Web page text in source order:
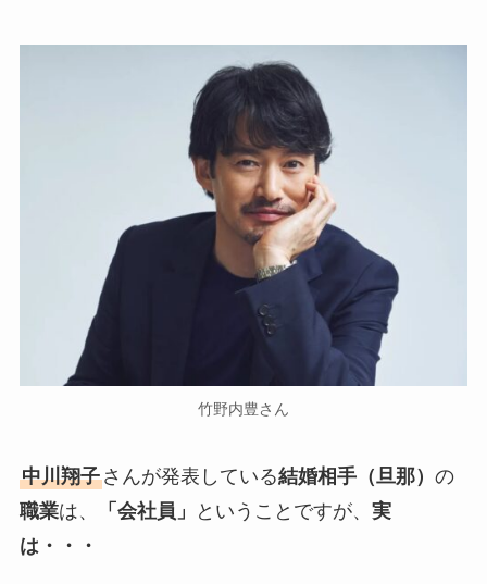
竹野内豊さん
中川翔子さんが発表している結婚相手（旦那） の
職業は、 「会社員」 ということですが、 実
は・・・